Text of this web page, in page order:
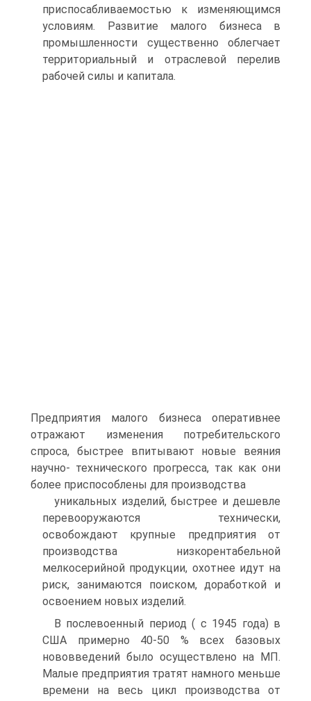
приспосабливаемостью к изменяющимся
условиям. Развитие малого бизнеса в
промышленности существенно облегчает
территориальный и отраслевой перелив
рабочей силы и капитала.
Предприятия малого бизнеса оперативнее
отражают изменения потребительского
спроса, быстрее впитывают новые веяния
научно- технического прогресса, так как они
более приспособлены для производства
уникальных изделий, быстрее и дешевле
перевооружаются технически,
освобождают крупные предприятия от
производства низкорентабельной
мелкосерийной продукции, охотнее идут на
риск, занимаются поиском, доработкой и
освоением новых изделий.
В послевоенный период ( с 1945 года) в
США примерно 40-50 % всех базовых
нововведений было осуществлено на МП.
Малые предприятия тратят намного меньше
времени на весь цикл производства от